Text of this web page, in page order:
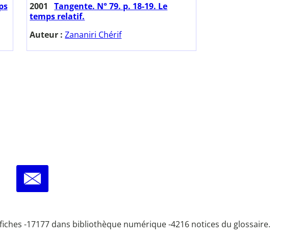
2001
Tangente. N° 79. p. 18-19. Le
temps relatif.
Auteur :Zananiri Chérif
-17177 dans bibliothèque numérique -4216 notices du glossaire.